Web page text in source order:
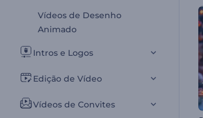
Vídeos de Desenho
Animado
Intros e Logos
Edição de Vídeo
Vídeos de Convites